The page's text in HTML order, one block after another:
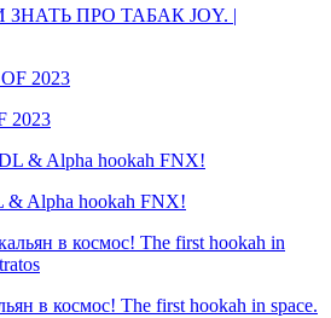
ПРО ТАБАК JOY. |
2023
& Alpha hookah FNX!
в космос! The first hookah in space.